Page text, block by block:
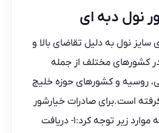
نول دبه ای
سایز نول به دلیل تقاضای بالا و
کشورهای مختلف از جمله
روسیه و کشورهای حوزه خلیج
است.برای صادرات خیارشور
دبه ای سایز نول باید به موارد زیر توجه کرد:۱- دریافت